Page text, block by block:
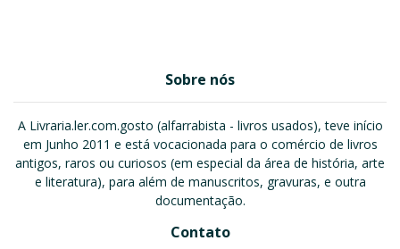
Sobre nós
A Livraria.ler.com.gosto (alfarrabista - livros usados), teve início
em Junho 2011 e está vocacionada para o comércio de livros
antigos, raros ou curiosos (em especial da área de história, arte
e literatura), para além de manuscritos, gravuras, e outra
documentação.
Contato